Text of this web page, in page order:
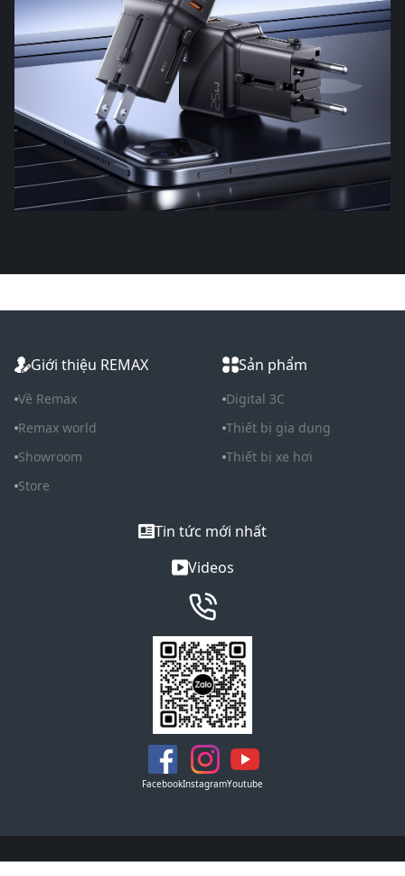
Giới thiệu REMAX
Về Remax
Remax world
Showroom
Store
Sản phẩm
Digital 3C
Thiết bị gia dụng
Thiết bị xe hơi
Tin tức mới nhất
Videos
FacebookInstagramYoutube
Copyright © 2021 REMAX. All Rights Reserved